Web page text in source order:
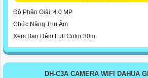
Độ Phân Giải: 4.0 MP
Chức Năng:Thu Âm
Xem Ban Đêm:Full Color 30m
DH-C3A CAMERA WIFI DAHUA